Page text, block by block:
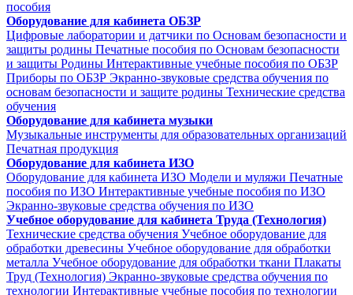
пособия
Оборудование для кабинета ОБЗР
Цифровые лаборатории и датчики по Основам безопасности и
защиты родины Печатные пособия по Основам безопасности
и защиты Родины Интерактивные учебные пособия по ОБЗР
Приборы по ОБЗР Экранно-звуковые средства обучения по
основам безопасности и защите родины Технические средства
обучения
Оборудование для кабинета музыки
Музыкальные инструменты для образовательных организаций
Печатная продукция
Оборудование для кабинета ИЗО
Оборудование для кабинета ИЗО Модели и муляжи Печатные
пособия по ИЗО Интерактивные учебные пособия по ИЗО
Экранно-звуковые средства обучения по ИЗО
Учебное оборудование для кабинета Труда (Технология)
Технические средства обучения Учебное оборудование для
обработки древесины Учебное оборудование для обработки
металла Учебное оборудование для обработки ткани Плакаты
Труд (Технология) Экранно-звуковые средства обучения по
технологии Интерактивные учебные пособия по технологии